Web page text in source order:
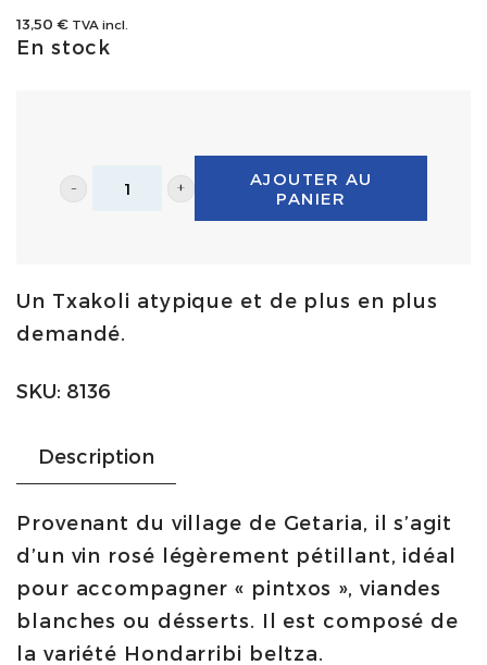
13,50 € TVA incl.
En stock
Txomin
75cl
|
Getariako
quantity
AJOUTER AU
PANIER
Un Txakoli atypique et de plus en plus
demandé.
SKU: 8136
Description
Provenant du village de Getaria, il s’agit
d’un vin rosé légèrement pétillant, idéal
pour accompagner « pintxos », viandes
blanches ou désserts. Il est composé de
la variété Hondarribi beltza.